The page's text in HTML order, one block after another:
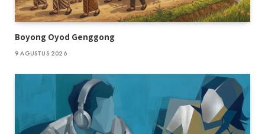
Boyong Oyod Genggong
9 AGUSTUS 2026